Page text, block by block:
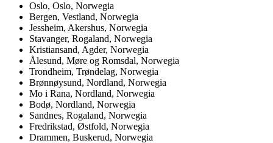
Oslo, Oslo, Norwegia
Bergen, Vestland, Norwegia
Jessheim, Akershus, Norwegia
Stavanger, Rogaland, Norwegia
Kristiansand, Agder, Norwegia
Ålesund, Møre og Romsdal, Norwegia
Trondheim, Trøndelag, Norwegia
Brønnøysund, Nordland, Norwegia
Mo i Rana, Nordland, Norwegia
Bodø, Nordland, Norwegia
Sandnes, Rogaland, Norwegia
Fredrikstad, Østfold, Norwegia
Drammen, Buskerud, Norwegia